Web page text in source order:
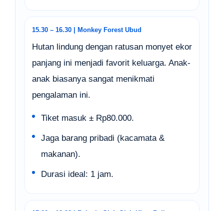
15.30 – 16.30 | Monkey Forest Ubud
Hutan lindung dengan ratusan monyet ekor
panjang ini menjadi favorit keluarga. Anak-
anak biasanya sangat menikmati
pengalaman ini.
Tiket masuk ± Rp80.000.
Jaga barang pribadi (kacamata &
makanan).
Durasi ideal: 1 jam.